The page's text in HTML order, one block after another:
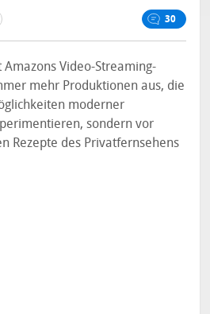
30
Video-Streaming-
mehr Produktionen aus, die
moderner
sondern vor
Rezepte des Privatfernsehens